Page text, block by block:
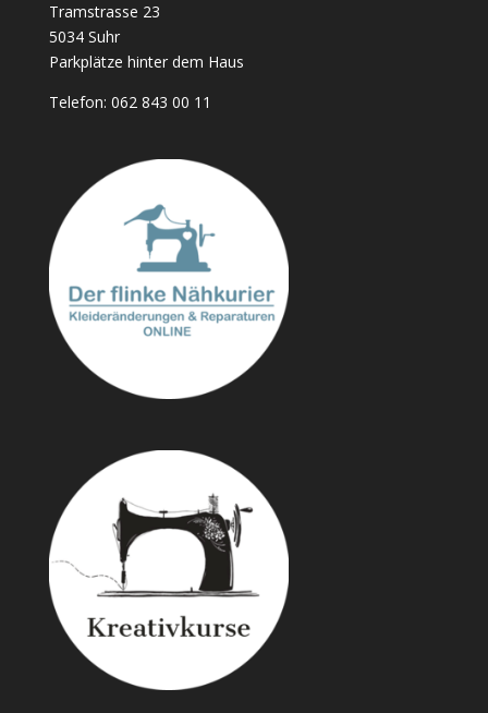
Tramstrasse 23
5034 Suhr
Parkplätze hinter dem Haus
Telefon: 062 843 00 11